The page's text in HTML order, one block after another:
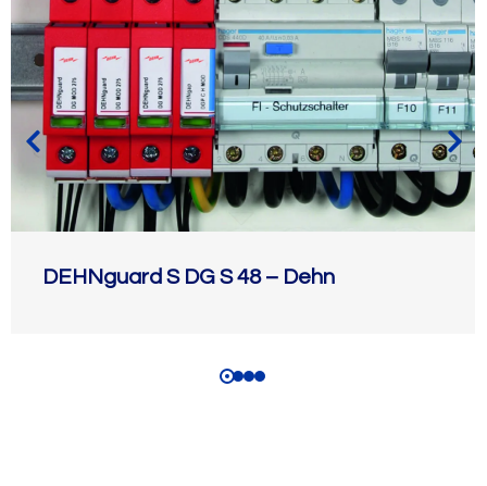
DEHNguard S DG S 48 – Dehn